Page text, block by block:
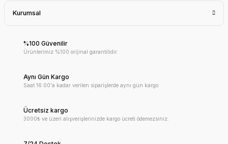
Kurumsal
%100 Güvenilir
Ürünlerimiz %100 orijinal garantilidir.
Aynı Gün Kargo
Saat 16:00'a kadar verilen siparişlerde aynı gün kargo
Ücretsiz kargo
3000₺ ve üzeri alışverişlerinizde kargo ücreti ödemezsiniz.